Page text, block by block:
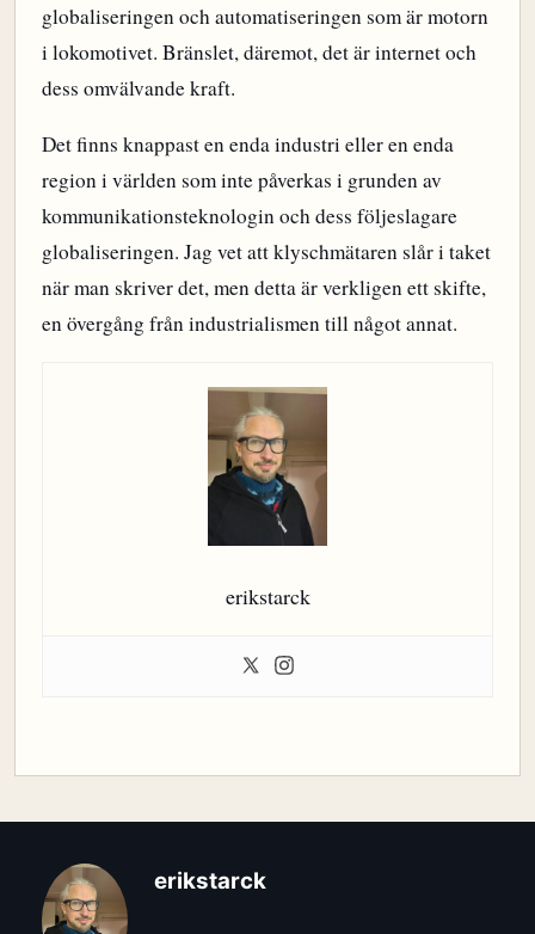
globaliseringen och automatiseringen som är motorn
i lokomotivet. Bränslet, däremot, det är internet och
dess omvälvande kraft.
Det finns knappast en enda industri eller en enda
region i världen som inte påverkas i grunden av
kommunikationsteknologin och dess följeslagare
globaliseringen. Jag vet att klyschmätaren slår i taket
när man skriver det, men detta är verkligen ett skifte,
en övergång från industrialismen till något annat.
erikstarck
erikstarck